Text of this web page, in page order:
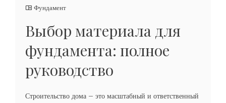
Фундамент
Выбор материала для
фундамента: полное
руководство
Строительство дома – это масштабный и ответственный